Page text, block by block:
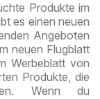
Produkte im
es einen neuen
Angeboten
neuen Flugblatt
Werbeblatt von
Produkte, die
Wenn du